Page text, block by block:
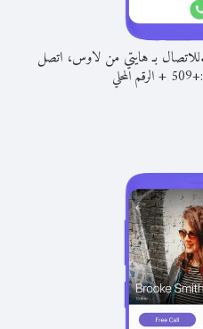
للاتصال بـ هايتي من لاوس، اتصل
+
509
+الرقم المحلي